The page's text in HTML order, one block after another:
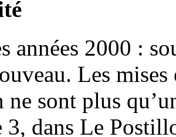
années 2000 :
Les mises
ne sont plus
3, dans Le